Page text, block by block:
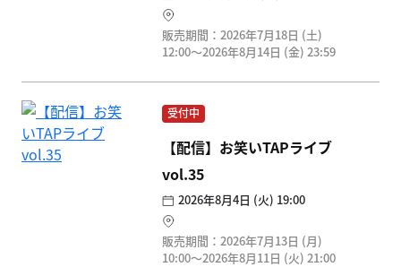
販売期間：2026年7月18日 (土)
12:00〜2026年8月14日 (金) 23:59
受付中
【配信】お笑いTAPライブ
vol.35
2026年8月4日 (火) 19:00
販売期間：2026年7月13日 (月)
10:00〜2026年8月11日 (火) 21:00